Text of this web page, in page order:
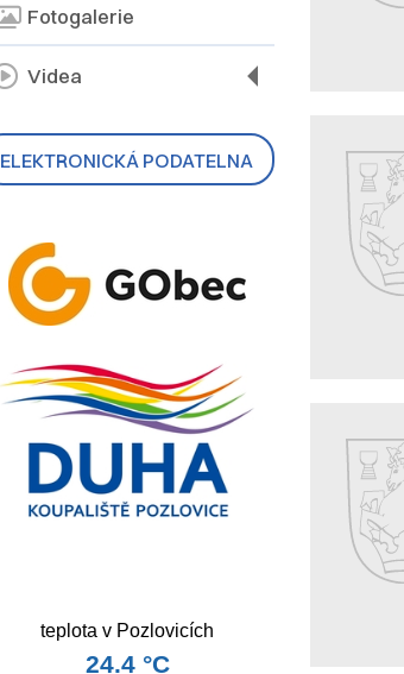
Fotogalerie
Videa
ELEKTRONICKÁ PODATELNA